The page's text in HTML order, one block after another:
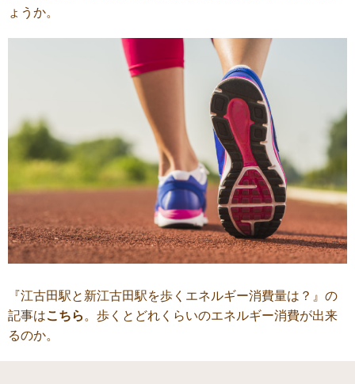
ょうか。
『江古田駅と新江古田駅を歩くエネルギー消費量は？』の
記事はこちら 。歩くとどれくらいのエネルギー消費が出来
るのか。